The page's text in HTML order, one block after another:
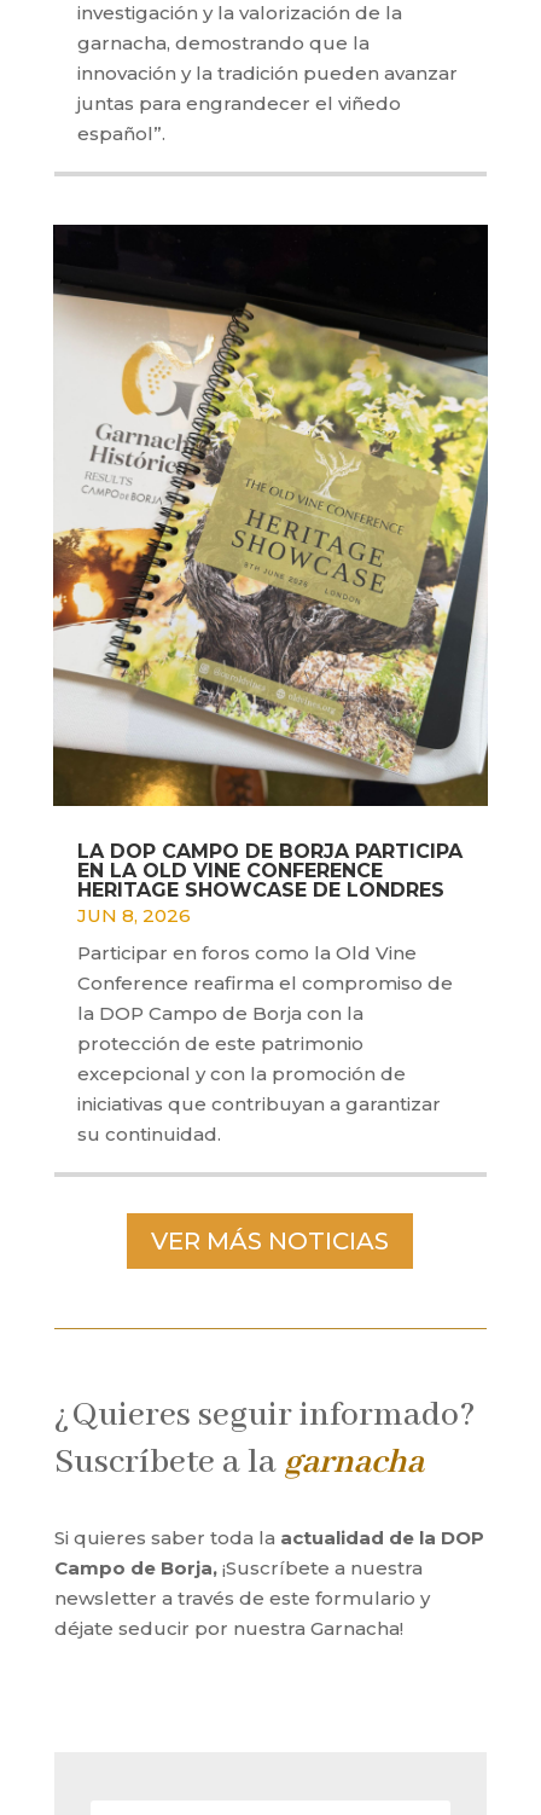
investigación y la valorización de la
garnacha, demostrando que la
innovación y la tradición pueden avanzar
juntas para engrandecer el viñedo
español”.
LA DOP CAMPO DE BORJA PARTICIPA
EN LA OLD VINE CONFERENCE
HERITAGE SHOWCASE DE LONDRES
JUN 8, 2026
Participar en foros como la Old Vine
Conference reafirma el compromiso de
la DOP Campo de Borja con la
protección de este patrimonio
excepcional y con la promoción de
iniciativas que contribuyan a garantizar
su continuidad.
VER MÁS NOTICIAS
¿Quieres seguir informado?
Suscríbete a la garnacha
Si quieres saber toda la actualidad de la DOP
Campo de Borja,¡Suscríbete a nuestra
newsletter a través de este formulario y
déjate seducir por nuestra Garnacha!